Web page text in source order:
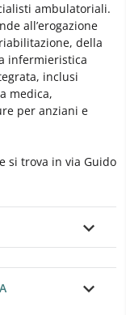
ambulatoriali.
all’erogazione
della
infermieristica
inclusi
medica,
per anziani e
si trova in via Guido